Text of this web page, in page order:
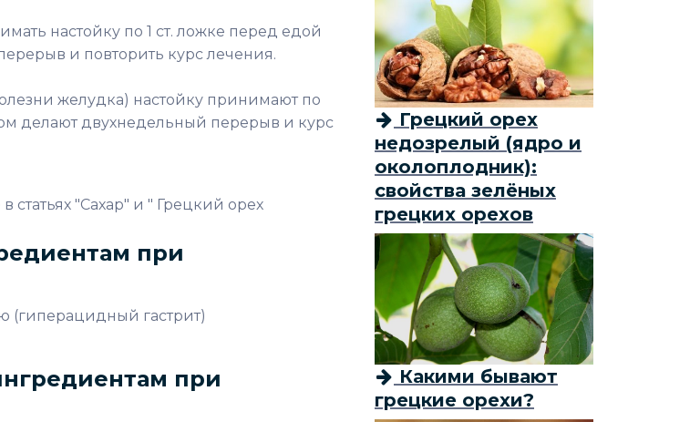
настойку по 1 ст. ложке перед едой
и повторить курс лечения.
желудка) настойку принимают по
делают двухнедельный перерыв и курс
статьях "Сахар" и " Грецкий орех
при
(гиперацидный гастрит)
при
Грецкий орех
недозрелый (ядро и
околоплодник):
свойства зелёных
грецких орехов
Какими бывают
грецкие орехи?